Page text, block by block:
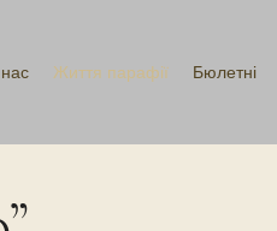
Життя парафії Бюлетні